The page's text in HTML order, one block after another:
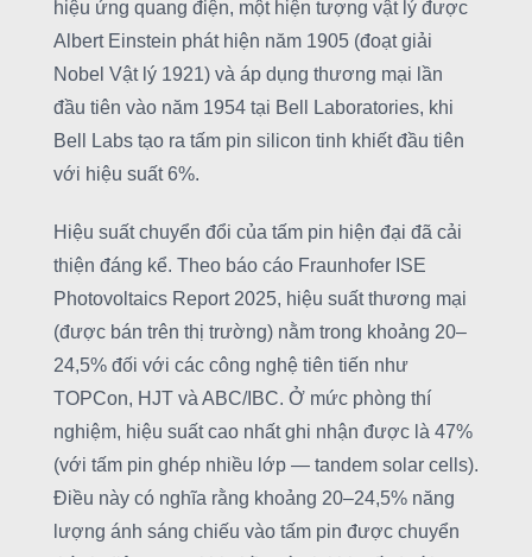
hiệu ứng quang điện, một hiện tượng vật lý được
Albert Einstein phát hiện năm 1905 (đoạt giải
Nobel Vật lý 1921) và áp dụng thương mại lần
đầu tiên vào năm 1954 tại Bell Laboratories, khi
Bell Labs tạo ra tấm pin silicon tinh khiết đầu tiên
với hiệu suất 6%.
Hiệu suất chuyển đổi của tấm pin hiện đại đã cải
thiện đáng kể. Theo báo cáo Fraunhofer ISE
Photovoltaics Report 2025, hiệu suất thương mại
(được bán trên thị trường) nằm trong khoảng 20–
24,5% đối với các công nghệ tiên tiến như
TOPCon, HJT và ABC/IBC. Ở mức phòng thí
nghiệm, hiệu suất cao nhất ghi nhận được là 47%
(với tấm pin ghép nhiều lớp — tandem solar cells).
Điều này có nghĩa rằng khoảng 20–24,5% năng
lượng ánh sáng chiếu vào tấm pin được chuyển